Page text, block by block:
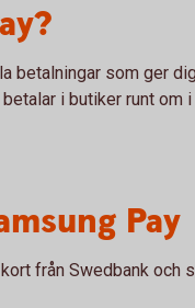
betalningar som ger
i butiker runt om i
Pay
från Swedbank och